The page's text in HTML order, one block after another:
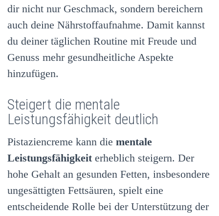
dir nicht nur Geschmack, sondern bereichern
auch deine Nährstoffaufnahme. Damit kannst
du deiner täglichen Routine mit Freude und
Genuss mehr gesundheitliche Aspekte
hinzufügen.
Steigert die mentale
Leistungsfähigkeit deutlich
Pistaziencreme kann die mentale
Leistungsfähigkeit erheblich steigern. Der
hohe Gehalt an gesunden Fetten, insbesondere
ungesättigten Fettsäuren, spielt eine
entscheidende Rolle bei der Unterstützung der